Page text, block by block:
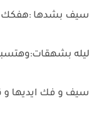
سيف بشدها :هفكك
ليله
سيف و فك ايديها و